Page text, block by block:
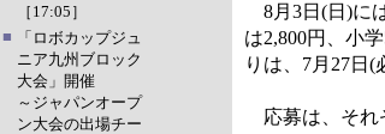
［17:05］
■
「ロボカップジュ
ニア九州ブロック
大会」開催
～ジャパンオープ
ン大会の出場チー
8月3日(日)に
は2,800円、小
りは、7月27日(
応募は、それ